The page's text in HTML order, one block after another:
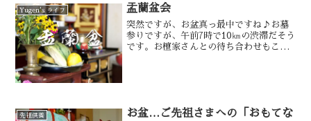
Yugen's ライフ 盂蘭盆会
突然ですが、お盆真っ最中ですね♪お墓
参りですが、午前7時で10㎞の渋滞だそう
です。お檀家さんとの待ち合わせもこの
先祖供養
お盆…ご先祖さまへの「おもてな